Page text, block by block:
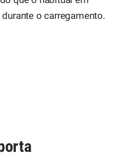
o carregamento.